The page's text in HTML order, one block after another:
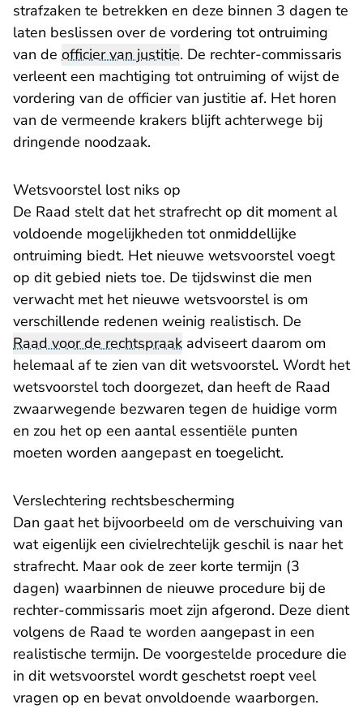
strafzaken te betrekken en deze binnen 3 dagen te
laten beslissen over de vordering tot ontruiming
van de officier van justitie. De rechter-commissaris
verleent een machtiging tot ontruiming of wijst de
vordering van de officier van justitie af. Het horen
van de vermeende krakers blijft achterwege bij
dringende noodzaak.
Wetsvoorstel lost niks op
De Raad stelt dat het strafrecht op dit moment al
voldoende mogelijkheden tot onmiddellijke
ontruiming biedt. Het nieuwe wetsvoorstel voegt
op dit gebied niets toe. De tijdswinst die men
verwacht met het nieuwe wetsvoorstel is om
verschillende redenen weinig realistisch. De
Raad voor de rechtspraak adviseert daarom om
helemaal af te zien van dit wetsvoorstel. Wordt het
wetsvoorstel toch doorgezet, dan heeft de Raad
zwaarwegende bezwaren tegen de huidige vorm
en zou het op een aantal essentiële punten
moeten worden aangepast en toegelicht.
Verslechtering rechtsbescherming
Dan gaat het bijvoorbeeld om de verschuiving van
wat eigenlijk een civielrechtelijk geschil is naar het
strafrecht. Maar ook de zeer korte termijn (3
dagen) waarbinnen de nieuwe procedure bij de
rechter-commissaris moet zijn afgerond. Deze dient
volgens de Raad te worden aangepast in een
realistische termijn. De voorgestelde procedure die
in dit wetsvoorstel wordt geschetst roept veel
vragen op en bevat onvoldoende waarborgen.